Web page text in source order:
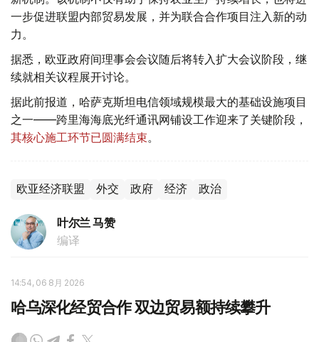
一步促进联盟内部贸易发展，并为联合合作项目注入新的动
力。
据悉，欧亚政府间理事会会议随后将转入扩大会议阶段，继
续就相关议程展开讨论。
据此前报道，哈萨克斯坦电信领域规模最大的基础设施项目
之一——跨里海海底光纤通讯网铺设工作迎来了关键阶段，
其核心施工环节已圆满结束。
欧亚经济联盟 外交 政府 经济 政治
叶尔兰 马赞
编译
14:54, 06 8月 2026
哈乌深化经贸合作 双边贸易额持续攀升